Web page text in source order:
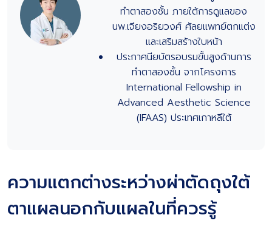
ทำตาสองชั้น ภายใต้การดูแลของ
นพ.เจียงอริยวงศ์ ศัลยแพทย์ตกแต่ง
และเสริมสร้างใบหน้า
ประกาศนียบัตรอบรมขั้นสูงด้านการ
ทำตาสองชั้น จากโครงการ
International Fellowship in
Advanced Aesthetic Science
(IFAAS) ประเทศเกาหลีใต้
ความแตกต่างระหว่างผ่าตัดถุงใต้
ตาแผลนอกกับแผลในที่ควรรู้